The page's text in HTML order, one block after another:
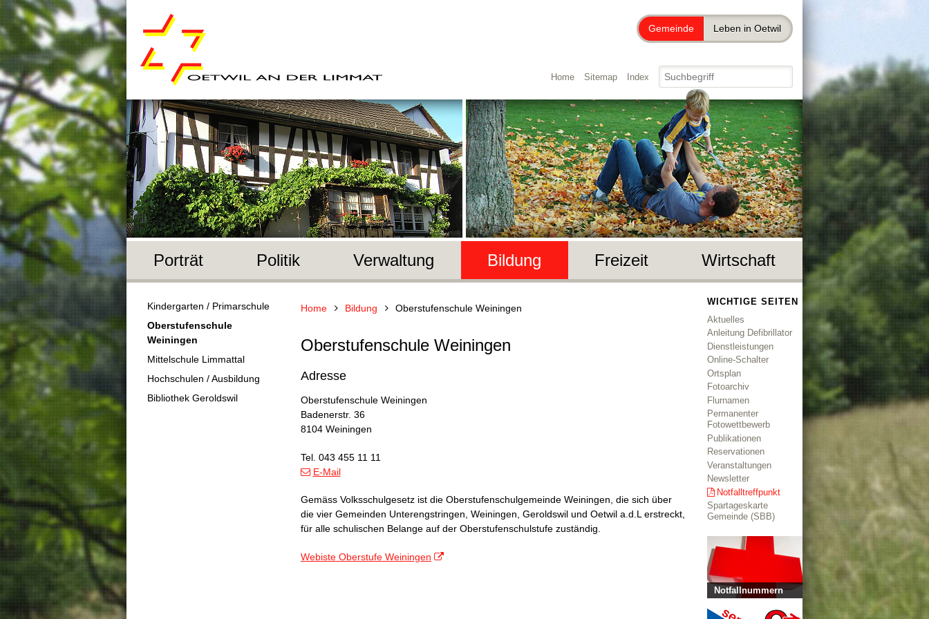
Gemeinde Leben in Oetwil
Home Sitemap Index
Porträt Politik Verwaltung Bildung Freizeit Wirtschaft
Kindergarten / Primarschule
Oberstufenschule
Weiningen
Mittelschule Limmattal
Hochschulen / Ausbildung
Bibliothek Geroldswil
Home Bildung Oberstufenschule Weiningen
Oberstufenschule Weiningen
Adresse
Oberstufenschule Weiningen
Badenerstr. 36
8104 Weiningen
Tel. 043 455 11 11
E-Mail
Gemäss Volksschulgesetz ist die Oberstufenschulgemeinde Weiningen, die sich über
die vier Gemeinden Unterengstringen, Weiningen, Geroldswil und Oetwil a.d.L erstreckt,
für alle schulischen Belange auf der Oberstufenschulstufe zuständig.
Webiste Oberstufe Weiningen
WICHTIGE SEITEN
Aktuelles
Anleitung Defibrillator
Dienstleistungen
Online-Schalter
Ortsplan
Fotoarchiv
Flurnamen
Permanenter
Fotowettbewerb
Publikationen
Reservationen
Veranstaltungen
Newsletter
Notfalltreffpunkt
Spartageskarte
Gemeinde (SBB)
Notfallnummern